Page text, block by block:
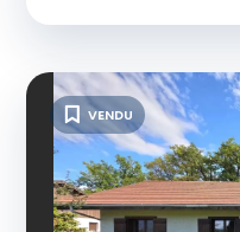
VENDU